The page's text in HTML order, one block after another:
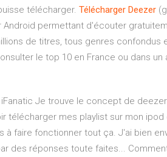
télécharger. Télécharger Deezer
permettant d'écouter
de titres, tous genres confondus
le top 10 en France ou dans un
Je trouve le concept de
télécharger mes playlist sur mon
à faire fonctionner tout ça. J'ai bien
des réponses toute faites...